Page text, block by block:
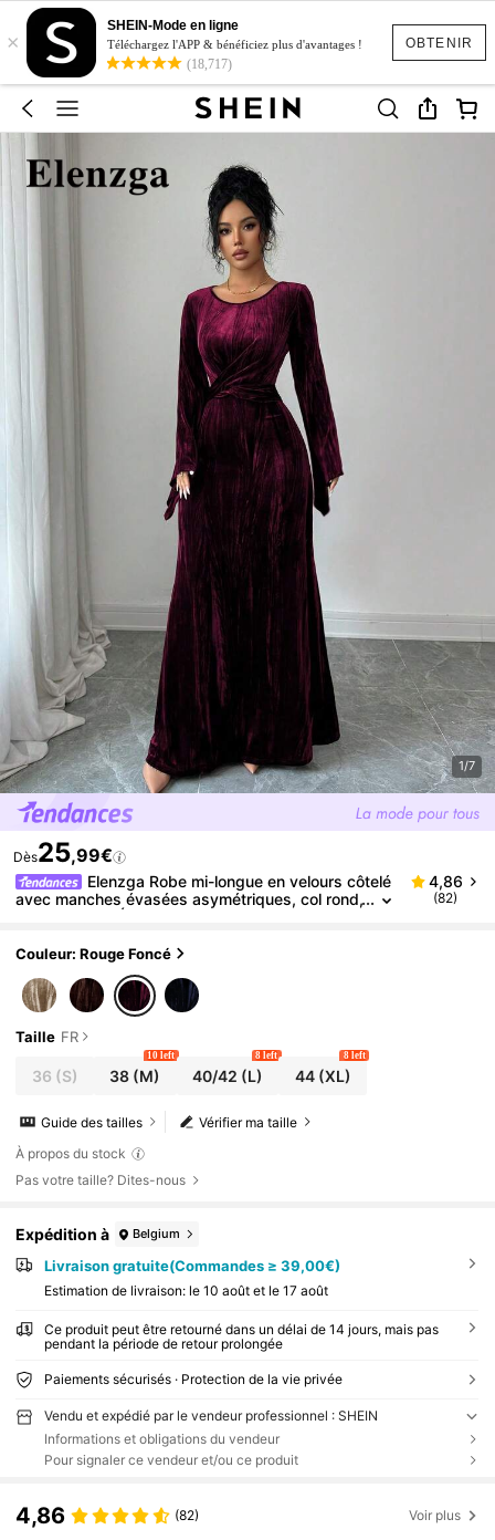
OBTENIR
×
SHEIN-Mode en ligne
Téléchargez l'APP & bénéficiez plus d'avantages !
(18,717)
1/7
Dès25,99€
Elenzga Robe mi-longue en velours côtelé
avec manches évasées asymétriques, col rond,
4,86
(82)
Couleur: Rouge Foncé
Taille FR
36 (S) 38 (M)
10 left
40/42 (L)
8 left
44(XL)
8 left
Vérifier ma taille
Guide des tailles
À propos du stock
Pas votre taille? Dites-nous
Expédition à Belgium
Livraison gratuite(Commandes ≥ 39,00€)
Estimation de livraison: le 10 août et le 17 août
Ce produit peut être retourné dans un délai de 14 jours, mais pas
pendant la période de retour prolongée
Paiements sécurisés · Protection de la vie privée
Vendu et expédié par le vendeur professionnel : SHEIN
Informations et obligations du vendeur
Pour signaler ce vendeur et/ou ce produit
4,86 (82) Voir plus